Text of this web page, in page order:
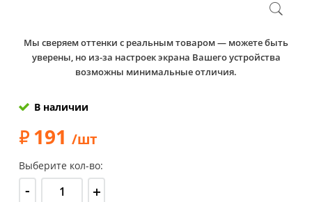
Мы сверяем оттенки с реальным товаром — можете быть
уверены, но из-за настроек экрана Вашего устройства
возможны минимальные отличия.
В наличии
191 /шт
Выберите кол-во:
- +